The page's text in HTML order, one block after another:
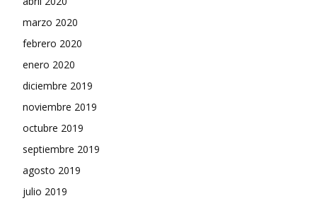
marzo 2020
febrero 2020
enero 2020
diciembre 2019
noviembre 2019
octubre 2019
septiembre 2019
agosto 2019
julio 2019